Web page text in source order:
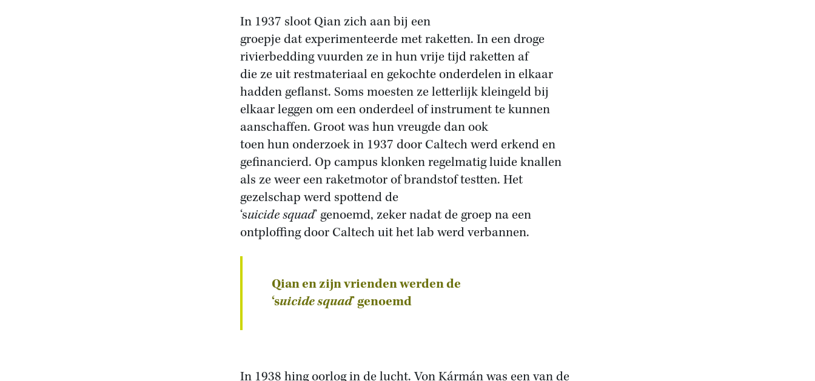
In 1937 sloot Qian zich aan bij een
groepje dat experimenteerde met raketten. In een droge
rivierbedding vuurden ze in hun vrije tijd raketten af
die ze uit restmateriaal en gekochte onderdelen in elkaar
hadden geflanst. Soms moesten ze letterlijk kleingeld bij
elkaar leggen om een onderdeel of instrument te kunnen
aanschaffen. Groot was hun vreugde dan ook
toen hun onderzoek in 1937 door Caltech werd erkend en
gefinancierd. Op campus klonken regelmatig luide knallen
als ze weer een raketmotor of brandstof testten. Het
gezelschap werd spottend de
‘suicide squad’ genoemd, zeker nadat de groep na een
ontploffing door Caltech uit het lab werd verbannen.
Qian en zijn vrienden werden de
‘suicide squad’ genoemd
In 1938 hing oorlog in de lucht. Von Kármán was een van de